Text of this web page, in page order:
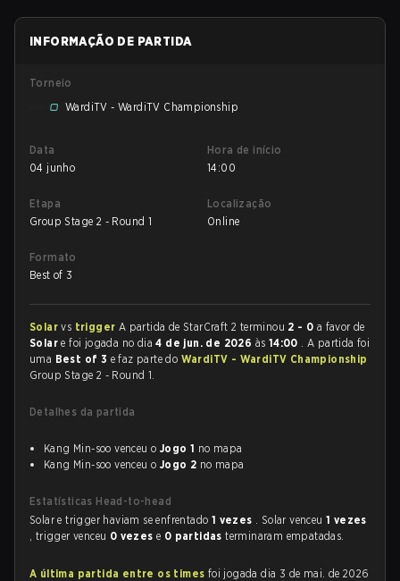
INFORMAÇÃO DE PARTIDA
Torneio
WardiTV - WardiTV Championship
Data
04 junho
Hora de início
14:00
Etapa
Group Stage 2 - Round 1
Localização
Online
Formato
Best of 3
Solarvs trigger A partida de StarCraft 2 terminou 2 - 0 a favor de
Solare foi jogada no dia4 de jun. de 2026 às 14:00 . A partida foi
uma Best of 3 e faz parte do WardiTV - WardiTV Championship
Group Stage 2 - Round 1.
Detalhes da partida
Kang Min-soo venceu o Jogo 1 no mapa
Kang Min-soo venceu o Jogo 2 no mapa
Estatísticas Head-to-head
Solar e trigger haviam se enfrentado 1 vezes . Solar venceu1 vezes
, trigger venceu 0 vezese 0 partidasterminaram empatadas.
A última partida entre os times foi jogada dia 3 de mai. de 2026